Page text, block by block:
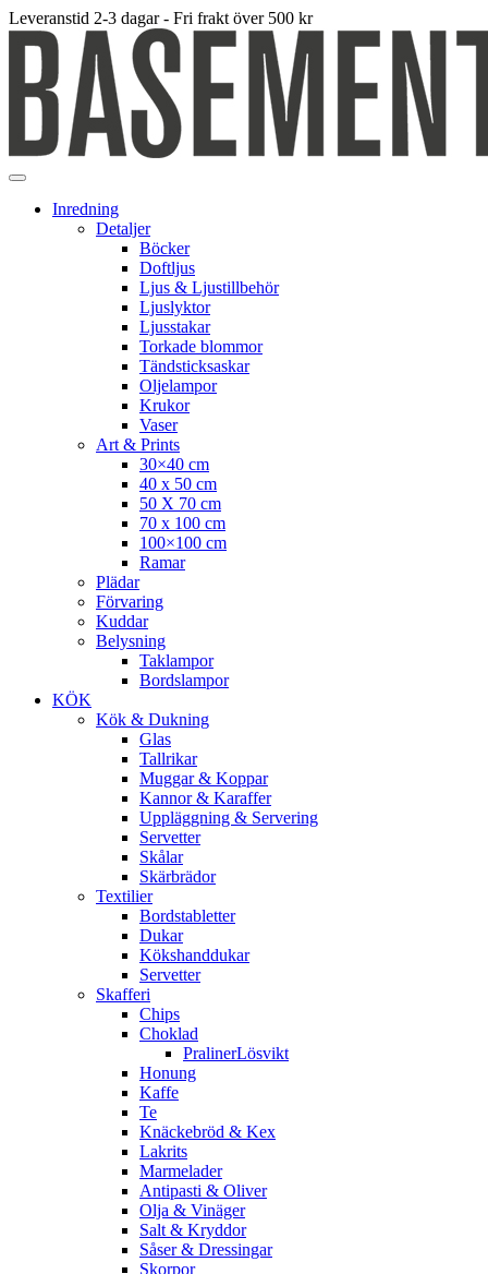
Leveranstid 2-3 dagar - Fri frakt över 500 kr
Inredning
Detaljer
Böcker
Doftljus
Ljus & Ljustillbehör
Ljuslyktor
Ljusstakar
Torkade blommor
Tändsticksaskar
Oljelampor
Krukor
Vaser
Art & Prints
30×40 cm
40 x 50 cm
50 X 70 cm
70 x 100 cm
100×100 cm
Ramar
Plädar
Förvaring
Kuddar
Belysning
Taklampor
Bordslampor
KÖK
Kök & Dukning
Glas
Tallrikar
Muggar & Koppar
Kannor & Karaffer
Uppläggning & Servering
Servetter
Skålar
Skärbrädor
Textilier
Bordstabletter
Dukar
Kökshanddukar
Servetter
Skafferi
Chips
Choklad
PralinerLösvikt
Honung
Kaffe
Te
Knäckebröd & Kex
Lakrits
Marmelader
Antipasti & Oliver
Olja & Vinäger
Salt & Kryddor
Såser & Dressingar
Skorpor